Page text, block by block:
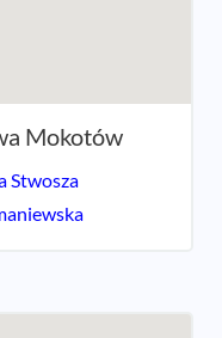
Mokotów
Stwosza